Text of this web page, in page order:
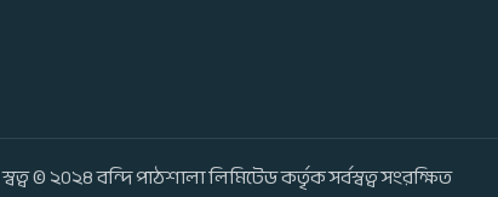
স্বত্ব © ২০২৪ বন্দি পাঠশালা লিমিটেড কর্তৃক সর্বস্বত্ব সংরক্ষিত